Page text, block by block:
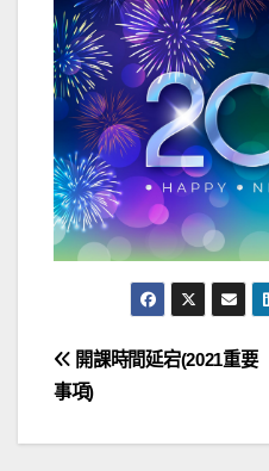
文
章
開課時間延宕(2021重要
事項)